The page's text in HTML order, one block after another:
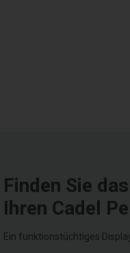
Finden Sie
Ihren Cadel
Ein funktionstüchtiges